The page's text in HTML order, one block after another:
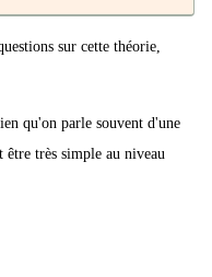
sur cette théorie,
qu'on parle souvent d'une
très simple au niveau